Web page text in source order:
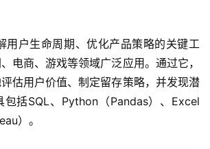
用户生命周期、优化产品策略的关键工
电商、游戏等领域广泛应用。通过它，
估用户价值、制定留存策略，并发现潜
包括SQL、Python（Pandas）、Excel
）。